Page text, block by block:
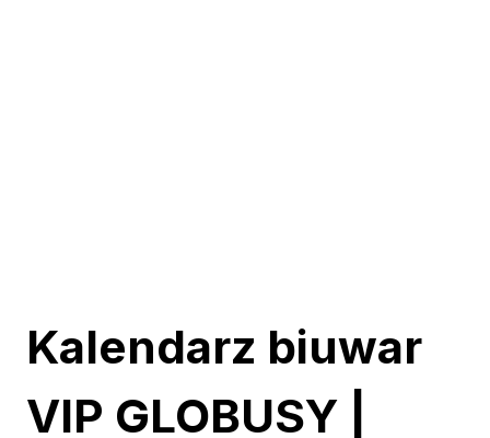
Kalendarz biuwar
VIP GLOBUSY |